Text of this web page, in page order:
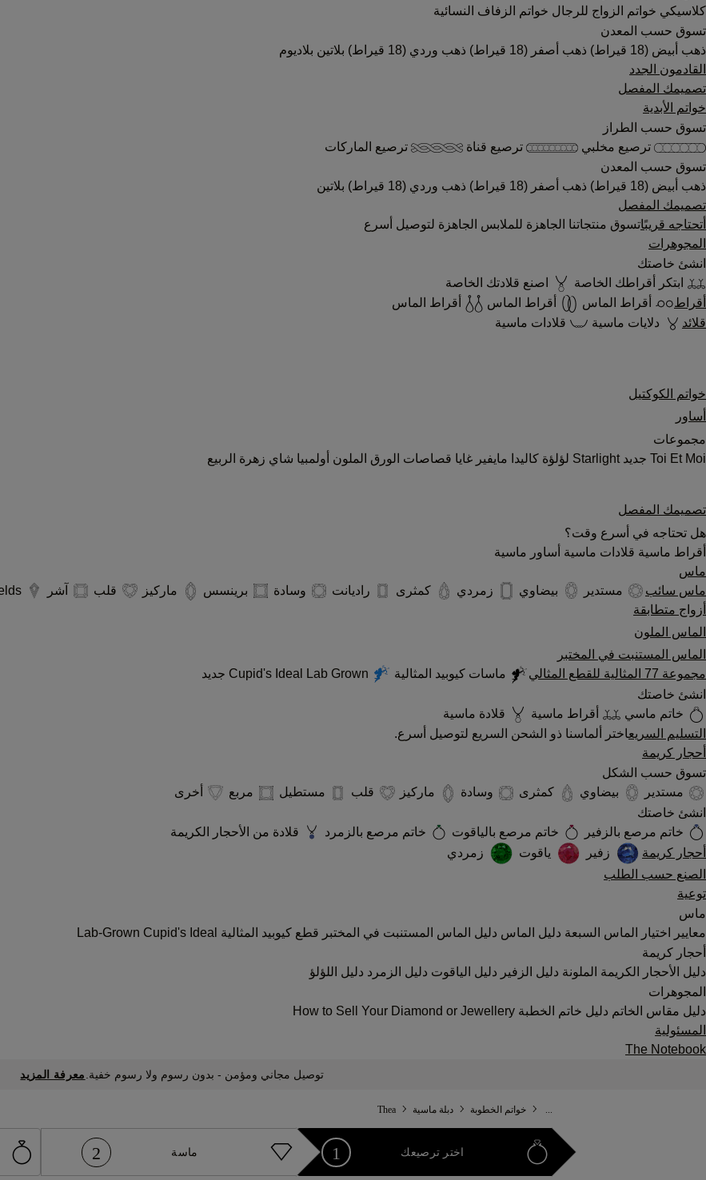
كلاسيكي خواتم الزواج للرجال خواتم الزفاف النسائية
تسوق حسب المعدن
ذهب أبيض (18 قيراط)
ذهب أصفر (18 قيراط) ذهب وردي (18 قيراط) بلاتين بلاديوم
القادمون الجدد
تصميمك المفصل
خواتم الأبدية
تسوق حسب الطراز
ترصيع مخلبي
ترصيع قناة
ترصيع الماركات
تسوق حسب المعدن
ذهب أبيض (18 قيراط)
ذهب أصفر (18 قيراط) ذهب وردي (18 قيراط)
بلاتين
تصميمك المفصل
أتحتاجه قريبًاتسوق منتجاتنا الجاهزة للملابس الجاهزة لتوصيل أسرع
المجوهرات
انشئ خاصتك
ابتكر أقراطك الخاصة
اصنع قلادتك الخاصة
أقراط
أقراط الماس أقراط الماس
أقراط الماس
قلائد
دلايات ماسية قلادات ماسية
خواتم الكوكتيل
أساور
مجموعات
Toi Et Moi جديد Starlight لؤلؤة كاليدا مايفير غايا قصاصات الورق الملون أولمبيا شاي زهرة الربيع
تصميمك المفصل
هل تحتاجه في أسرع وقت؟
أقراط ماسية قلادات ماسية أساور ماسية
ماس
ماس سائب
مستدير بيضاوي زمردي كمثرى راديانت وسادة برينسس ماركيز قلب آشر
أزواج متطابقة
الماس الملون
الماس المستنبت في المختبر
مجموعة 77 المثالية للقطع المثالي
ماسات كيوبيد المثالية
جديد
انشئ خاصتك
خاتم ماسي
أقراط ماسية
قلادة ماسية
التسليم السريعاختر ألماسنا ذو الشحن السريع لتوصيل أسرع.
أحجار كريمة
تسوق حسب الشكل
مستدير
بيضاوي كمثرى وسادة ماركيز قلب مستطيل مربع
أخرى
انشئ خاصتك
خاتم مرصع بالزفير
خاتم مرصع بالياقوت خاتم مرصع بالزمرد
قلادة من الأحجار الكريمة
أحجار كريمة
زفير ياقوت
زمردي
الصنع حسب الطلب
توعية
ماس
معايير اختيار الماس السبعة دليل الماس دليل الماس المستنبت في المختبر قطع كيوبيد المثالية Lab-Grown Cupid's Ideal
أحجار كريمة
دليل الأحجار الكريمة الملونة دليل الزفير دليل الياقوت دليل الزمرد دليل اللؤلؤ
المجوهرات
دليل مقاس الخاتم دليل خاتم الخطبة How to Sell Your Diamond or Jewellery
المسئولية
The Notebook
توصيل مجاني ومؤمن - بدون رسوم ولا رسوم خفية.معرفة المزيد
... خواتم الخطوبة دبلة ماسية Thea
1 اختر ترصيعك 2 ماسة